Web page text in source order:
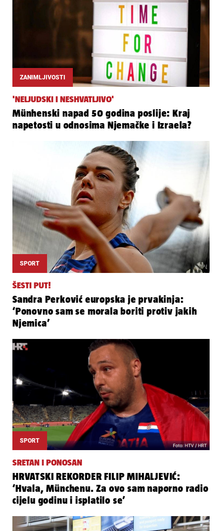
ZANIMLJIVOSTI
'NELJUDSKI I NESHVATLJIVO'
Münhenski napad 50 godina poslije: Kraj
napetosti u odnosima Njemačke i Izraela?
SPORT
ŠESTI PUT!
Sandra Perković europska je prvakinja:
‘Ponovno sam se morala boriti protiv jakih
Njemica’
SPORT
SRETAN I PONOSAN
HRVATSKI REKORDER FILIP MIHALJEVIĆ:
‘Hvala, Münchenu. Za ovo sam naporno radio
cijelu godinu i isplatilo se’